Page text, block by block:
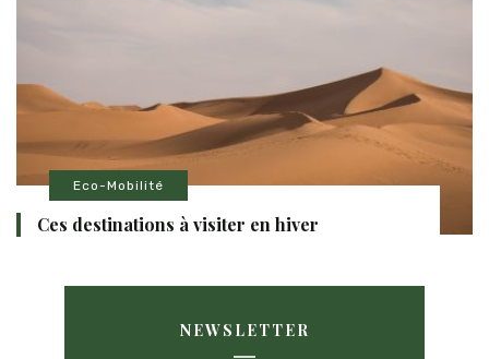
Eco-Mobilité
Ces destinations à visiter en hiver
NEWSLETTER